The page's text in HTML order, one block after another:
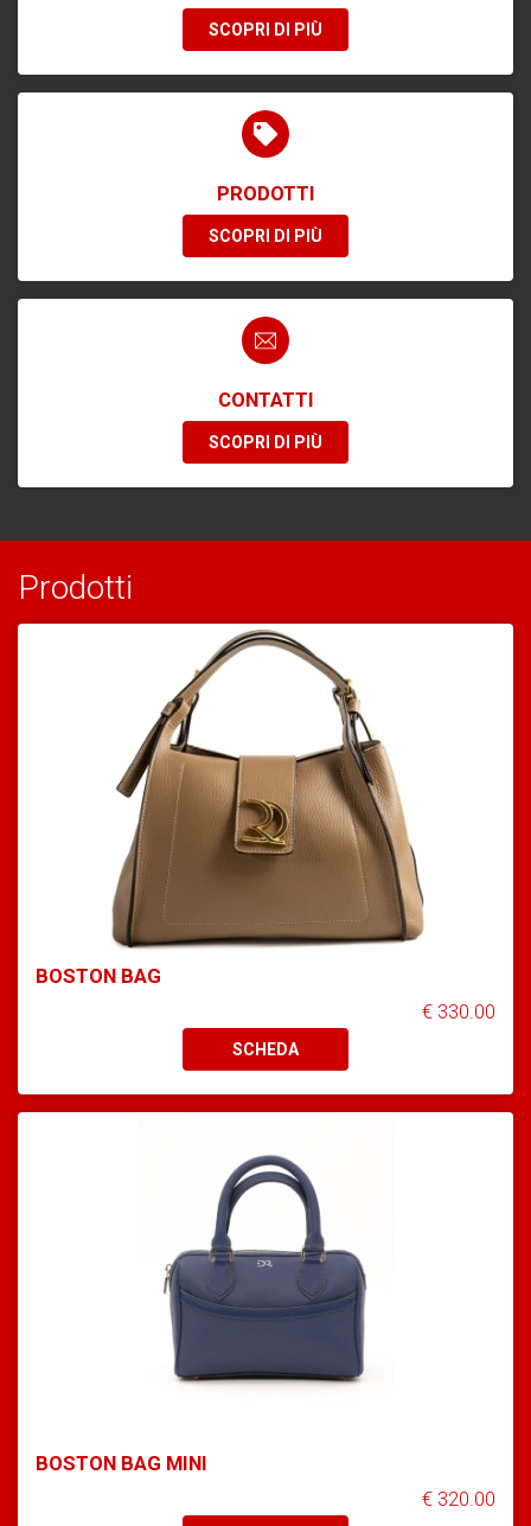
SCOPRI DI PIÙ
PRODOTTI
SCOPRI DI PIÙ
CONTATTI
SCOPRI DI PIÙ
Prodotti
BOSTON BAG
€ 330.00
SCHEDA
BOSTON BAG MINI
€ 320.00